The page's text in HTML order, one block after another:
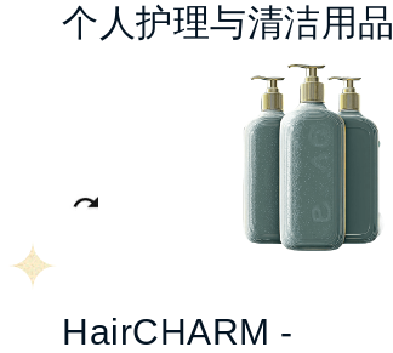
口腔护理
消毒杀菌产品
洗护清洁用品
洗涤剂
清洁用品与家居清洁产品
个人护理与清洁用品
护理与专业养护
HairCHARM -